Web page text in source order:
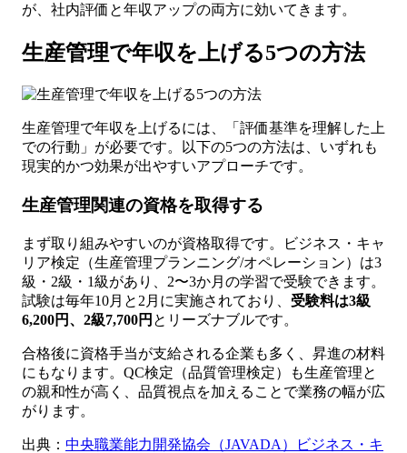
が、社内評価と年収アップの両方に効いてきます。
生産管理で年収を上げる5つの方法
生産管理で年収を上げるには、「評価基準を理解した上
での行動」が必要です。以下の5つの方法は、いずれも
現実的かつ効果が出やすいアプローチです。
生産管理関連の資格を取得する
まず取り組みやすいのが資格取得です。ビジネス・キャ
リア検定（生産管理プランニング/オペレーション）は3
級・2級・1級があり、2〜3か月の学習で受験できます。
試験は毎年10月と2月に実施されており、 受験料は3級
6,200円、2級7,700円 とリーズナブルです。
合格後に資格手当が支給される企業も多く、昇進の材料
にもなります。QC検定（品質管理検定）も生産管理と
の親和性が高く、品質視点を加えることで業務の幅が広
がります。
出典： 中央職業能力開発協会（JAVADA）ビジネス・キ